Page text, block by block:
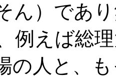
ん）であ
例えば総
の人と、